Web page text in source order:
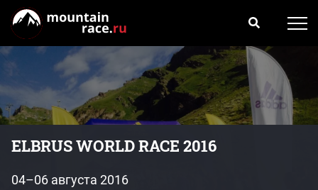
ELBRUS WORLD RACE 2016
04–06 августа 2016